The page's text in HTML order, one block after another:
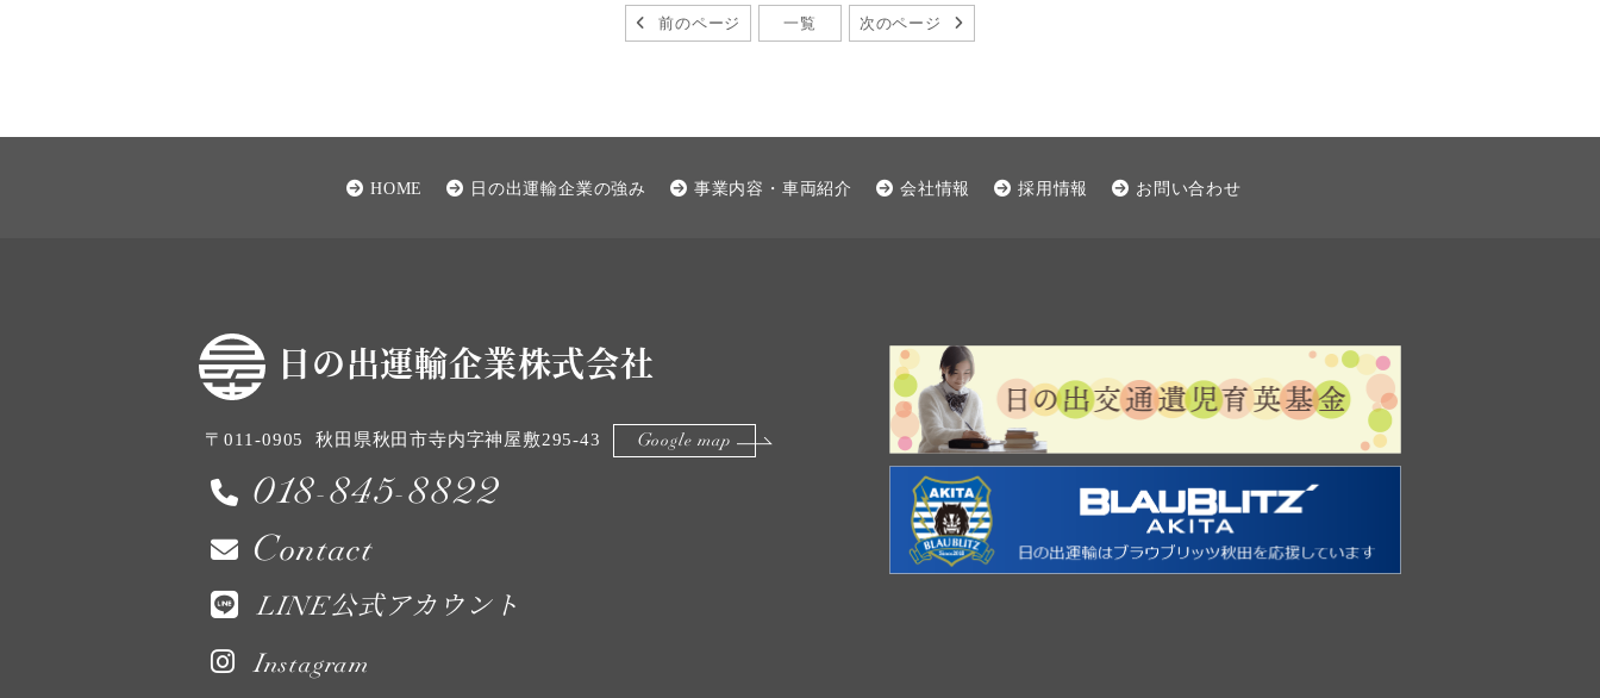
前のページ 一覧 次のページ
HOME 日の出運輸企業の強み 事業内容・車両紹介 会社情報 採用情報 お問い合わせ
日の出運輸企業株式会社
〒011-0905 秋田県秋田市寺内字神屋敷295-43 Google map
018-845-8822
Contact
LINE公式アカウント
Instagram